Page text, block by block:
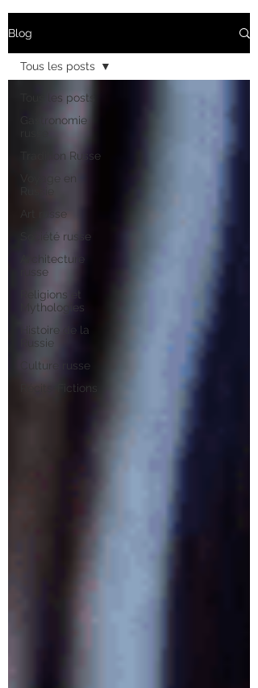
Blog
Tous les posts
Gastronomie
Tradition Russe
Voyage en
Art russe
Société russe
Architecture
russe
Religions et
Mythologies
Histoire de la
Russie
Culture russe
Récits-Fictions
Tous les posts